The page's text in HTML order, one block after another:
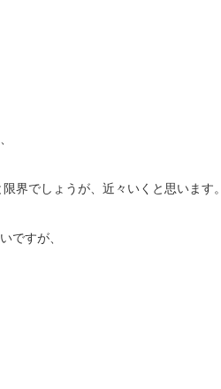
界でしょうが、近々いくと思います。
ですが、